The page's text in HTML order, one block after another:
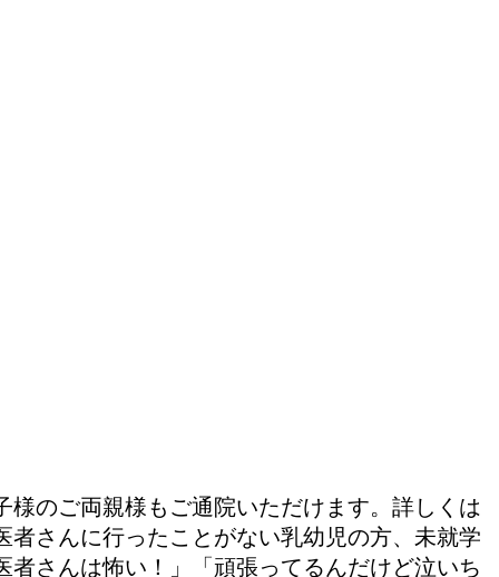
のご両親様もご通院いただけます。詳しくは
さんに行ったことがない乳幼児の方、未就学
さんは怖い！」「頑張ってるんだけど泣いち